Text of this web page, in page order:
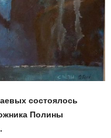
состоялось
Полины